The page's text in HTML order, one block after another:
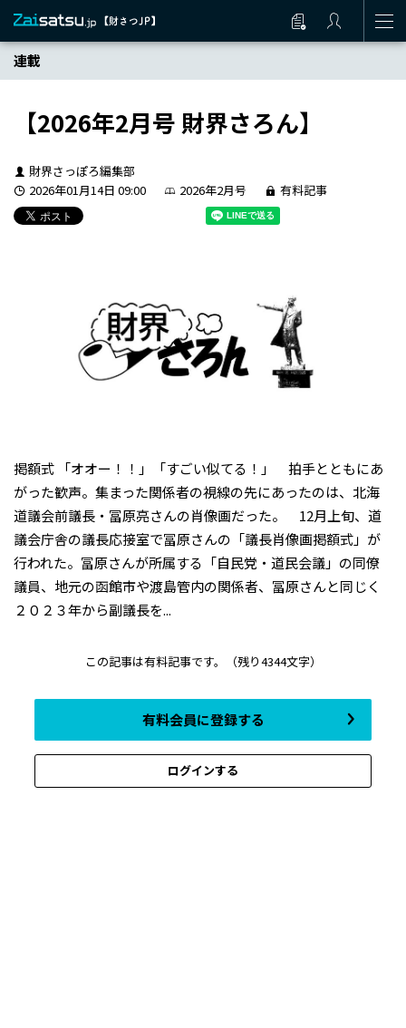
連載
【2026年2月号 財界さろん】
財界さっぽろ編集部
2026年01月14日 09:00
2026年2月号 有料記事
掲額式 「オオー！！」「すごい似てる！」 拍手とともにあ
がった歓声。集まった関係者の視線の先にあったのは、北海
道議会前議長・冨原亮さんの肖像画だった。 12月上旬、道
議会庁舎の議長応接室で冨原さんの「議長肖像画掲額式」が
行われた。冨原さんが所属する「自民党・道民会議」の同僚
議員、地元の函館市や渡島管内の関係者、冨原さんと同じく
２０２３年から副議長を...
この記事は有料記事です。 （残り4344文字）
有料会員に登録する
ログインする